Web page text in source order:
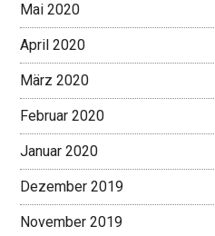
Mai 2020
April 2020
März 2020
Februar 2020
Januar 2020
Dezember 2019
November 2019